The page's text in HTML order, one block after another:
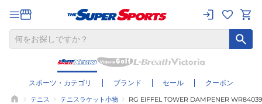
スポーツ・カテゴリ ブランド セール クーポン
テニス テニスラケット小物 RG EIFFEL TOWER DAMPENER